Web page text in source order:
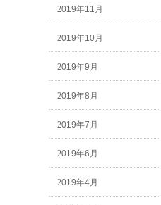
2019年11月
2019年10月
2019年9月
2019年8月
2019年7月
2019年6月
2019年4月